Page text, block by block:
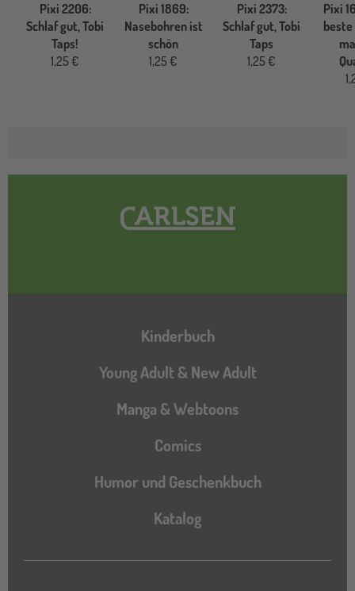
Pixi 2206:
Schlaf gut, Tobi
Taps!
1,25 €
Pixi 1869:
Nasebohren ist
schön
1,25 €
Pixi 2373:
Schlaf gut, Tobi
Taps
1,25 €
Pixi
beste
Hauptnavigation
Kinderbuch
Young Adult & New Adult
Manga & Webtoons
Comics
Humor und Geschenkbuch
Katalog
Katalog